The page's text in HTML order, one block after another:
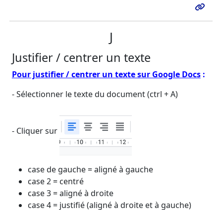
J
Justifier / centrer un texte
Pour justifier / centrer un texte sur Google Docs:
- Sélectionner le texte du document (ctrl + A)
- Cliquer sur
case de gauche = aligné à gauche
case 2 = centré
case 3 = aligné à droite
case 4 = justifié (aligné à droite et à gauche)